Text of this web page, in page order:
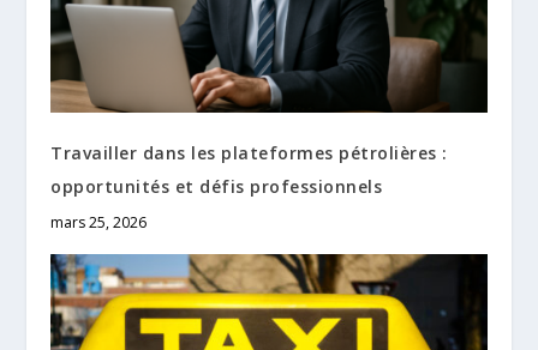
Travailler dans les plateformes pétrolières :
opportunités et défis professionnels
mars 25, 2026